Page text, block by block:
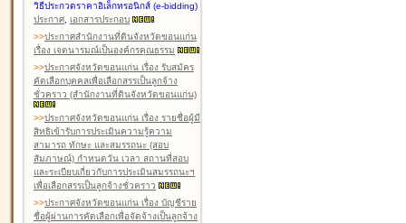
วิธีประกวดราคาอิเล็กทรอนิกส์ (e-bidding)
ประกาศ, เอกสารประกอบ
>>ประกาศสำนักงานที่ดินจังหวัดขอนแก่น
เรื่อง เจตนารมณ์เป็นองค์กรคุณธรรม
>>ประกาศจังหวัดขอนแก่น เรื่อง รับสมัคร
คัดเลือกบุคคลเพื่อเลือกสรรเป็นลูกจ้าง
ชั่วคราว (สำนักงานที่ดินจังหวัดขอนแก่น)
>>ประกาศจังหวัดขอนแก่น เรื่อง รายชื่อผู้มี
สิทธิเข้ารับการประเมินความรู้ความ
สามารถ ทักษะ และสมรรถนะ (สอบ
สัมภาษณ์) กำหนดวัน เวลา สถานที่สอบ
และระเบียบเกี่ยวกับการประเมินสมรรถนะฯ
เพื่อเลือกสรรเป็นลูกจ้างชั่วคราว
>>ประกาศจังหวัดขอนแก่น เรื่อง บัญชีราย
ชื่อผู้ผ่านการคัดเลือกเพื่อจัดจ้างเป็นลูกจ้าง